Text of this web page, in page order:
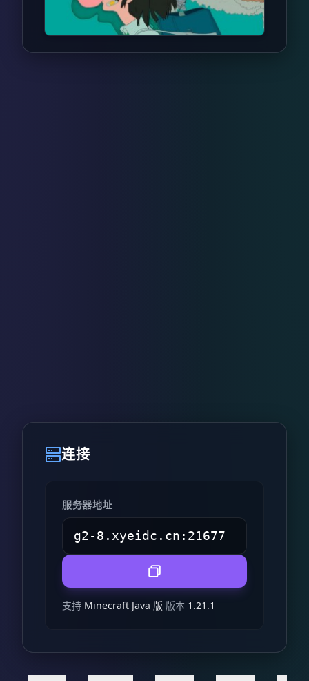
连接
服务器地址
支持 Minecraft Java 版 版本 1.21.1